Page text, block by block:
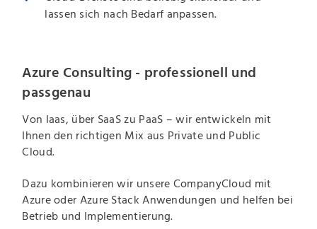
lassen sich nach Bedarf anpassen.
Azure Consulting - professionell und
passgenau
Von Iaas, über SaaS zu PaaS – wir entwickeln mit
Ihnen den richtigen Mix aus Private und Public
Cloud.
Dazu kombinieren wir unsere CompanyCloud mit
Azure oder Azure Stack Anwendungen und helfen bei
Betrieb und Implementierung.